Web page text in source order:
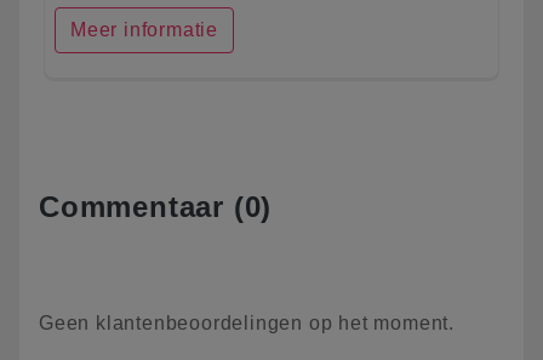
Meer informatie
Commentaar (0)
Geen klantenbeoordelingen op het moment.